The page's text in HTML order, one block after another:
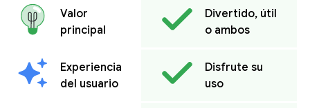
Valor
principal
Divertido, útil
o ambos
Experiencia
del usuario
Disfrute su
uso